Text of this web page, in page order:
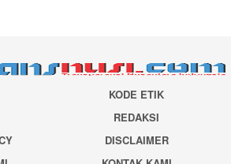
KODE ETIK
REDAKSI
DISCLAIMER